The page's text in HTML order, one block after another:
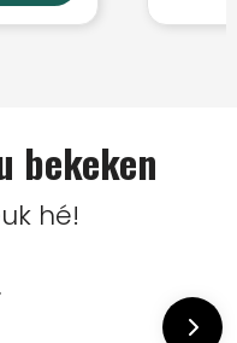
bekeken
hé!